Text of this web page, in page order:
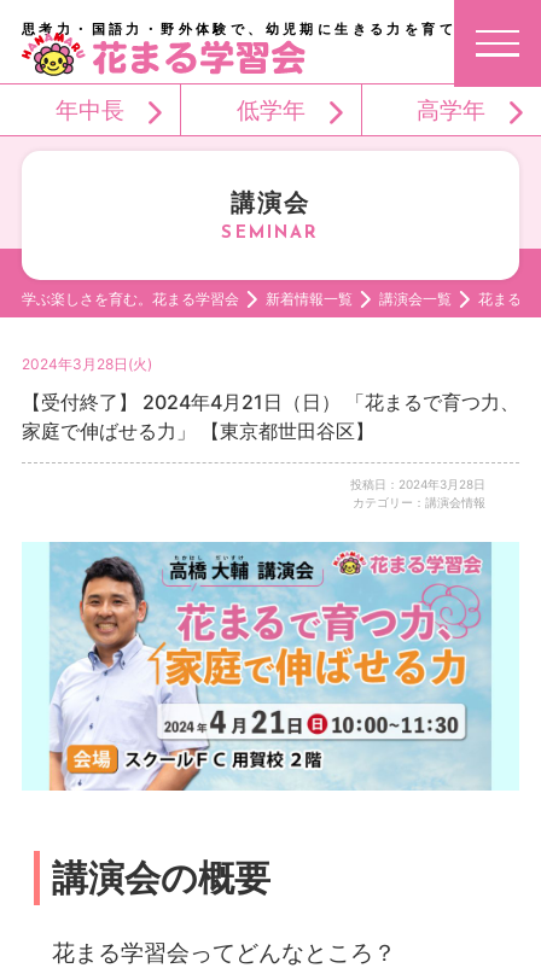
思考力・国語力・野外体験で、幼児期に生きる力を育てる。
年中長 低学年 高学年
講演会
学ぶ楽しさを育む。花まる学習会 新着情報一覧 講演会一覧 花まるで
2024年3月28日(火)
【受付終了】 2024年4月21日（日） 「花まるで育つ力、
家庭で伸ばせる力」 【東京都世田谷区】
投稿日：2024年3月28日
カテゴリー：講演会情報
講演会の概要
花まる学習会ってどんなところ？